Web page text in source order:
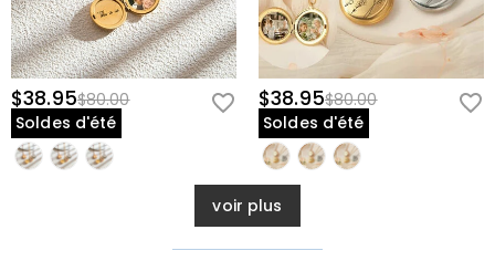
$38.95$80.00
Soldes d'été
$38.95$80.00
Soldes d'été
voir plus